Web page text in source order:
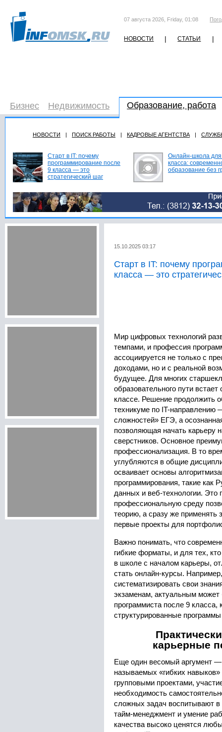
07 августа 2026, Friday, 01:08
НОВОСТИ | СТАТЬИ |
Бизнес Недвижимость Образование, работа
НОВОСТИ | ПОИСК РАБОТЫ | КАДРОВЫЕ АГЕНТСТВА |
Старт в IT: почему
программирование после
9 класса — это
стратегический шаг
Онлайн-школа
класса:
образование без
15.10.2025 03:17
Старт в IT: почему
класса — это
Мир цифровых технологий
темпами, и профессия
ассоциируется не только с
доходами, но и с реальной
будущее. Для многих
образовательного пути
классе. Решение продолжить
техникуме по IT-направлению
сложностей» ЕГЭ, а
позволяющая начать карьеру
сверстников. Основное
профессионализация. В то
углубляются в общие
осваивает основы
программирования, такие как
данных и веб-технологии. Это
профессиональную среду
теорию, а сразу же применять
первые проекты для
Важно понимать, что
гибкие форматы, и для тех,
в школе с началом карьеры,
стать онлайн-курсы.
систематизировать свои
экзаменам, актуальным
программиста после 9 класса,
структурированные
карьерные
Еще один весомый аргумент —
называемых «гибких
групповыми проектами,
необходимость
сложных задач воспитывают в
тайм-менеджмент и умение
качества высоко ценятся